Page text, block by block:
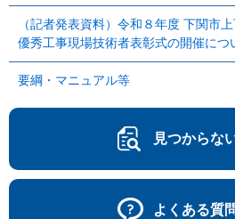
（記者発表資料）令和８年度 下関市
優秀工事現場技術者表彰式の開催につ
要綱・マニュアル等
見つからな
よくある質